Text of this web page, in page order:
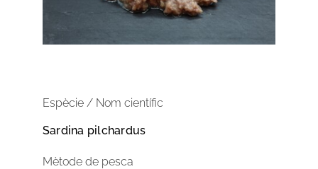
Espècie / Nom científic
Sardina pilchardus
Mètode de pesca